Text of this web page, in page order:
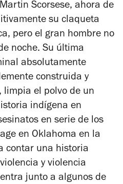
Scorsese, ahora de
su claqueta
pero el gran hombre no
noche. Su última
absolutamente
construida y
el polvo de un
indígena en
en serie de los
en Oklahoma en la
contar una historia
y violencia
junto a algunos de